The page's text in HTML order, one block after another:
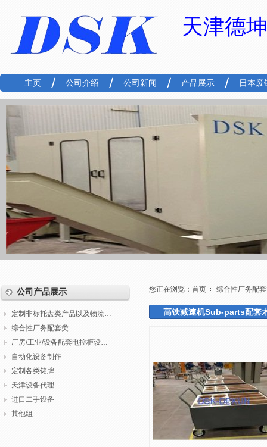
天津德
主页 公司介绍 公司新闻 产品展示 日本废
公司产品展示
定制非标托盘类产品以及物流包装
综合性厂务配套类
厂房/工业/设备配套电控柜设计制作调试
自动化设备制作
定制各类铭牌
天津设备代理
进口二手设备
其他组
您正在浏览： 首页 综合性厂务配
高铁减速机Sub-parts配套